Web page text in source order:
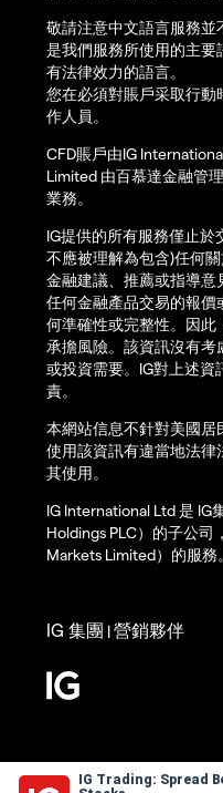
IG Trading: Spread
敬請注意中文語言服務
是我們服務所使用的主
有法律效力的語言。
您在必須對賬戶采取行動
作人員。
CFD賬戶由IG
Limited 由百慕達金融管
業務。
IG提供的所有服務僅止
不應被理解為包含)任何
金融建議、推薦或指導
任何金融產品交易的報
何準確性或完整性。因
承擔風險。該資訊沒有考
或投資需要。IG對上述資
責。
本網站信息不針對美國
使用該資訊有違當地法
其使用。
IG International Ltd 是 IG
Holdings PLC）的子公司
Markets Limited）的服務。
IG 集團 |營銷夥伴